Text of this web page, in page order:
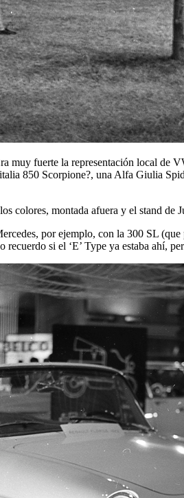
muy fuerte la representación local de
850 Scorpione?, una Alfa Giulia
colores, montada afuera y el stand
por ejemplo, con la 300 SL
si el ‘E’ Type ya estaba ahí,